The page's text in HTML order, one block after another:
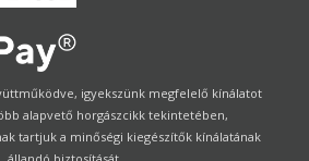
igyekszünk megfelelő kínálatot
alapvető horgászcikk tekintetében,
tartjuk a minőségi kiegészítők kínálatának